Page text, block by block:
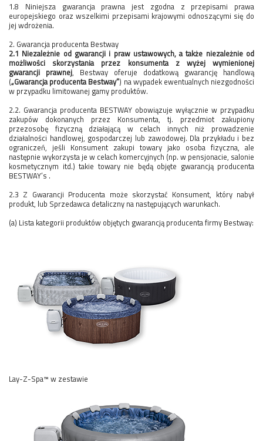
1.8 Niniejsza gwarancja prawna jest zgodna z przepisami prawa
europejskiego oraz wszelkimi przepisami krajowymi odnoszącymi się do
jej wdrożenia.
2. Gwarancja producenta Bestway
2.1 Niezależnie od gwarancji i praw ustawowych, a także niezależnie od
możliwości skorzystania przez konsumenta z wyżej wymienionej
gwarancji prawnej, Bestway oferuje dodatkową gwarancję handlową
(„Gwarancja producenta Bestway”) na wypadek ewentualnych niezgodności
w przypadku limitowanej gamy produktów.
2.2. Gwarancja producenta BESTWAY obowiązuje wyłącznie w przypadku
zakupów dokonanych przez Konsumenta, tj. przedmiot zakupiony
przezosobę fizyczną działającą w celach innych niż prowadzenie
działalności handlowej, gospodarczej lub zawodowej. Dla przykładu i bez
ograniczeń, jeśli Konsument zakupi towary jako osoba fizyczna, ale
następnie wykorzysta je w celach komercyjnych (np. w pensjonacie, salonie
kosmetycznym itd.) takie towary nie będą objęte gwarancją producenta
BESTWAY’s .
2.3 Z Gwarancji Producenta może skorzystać Konsument, który nabył
produkt, lub Sprzedawca detaliczny na następujących warunkach.
(a) Lista kategorii produktów objętych gwarancją producenta firmy Bestway:
Lay-Z-Spa™ w zestawie